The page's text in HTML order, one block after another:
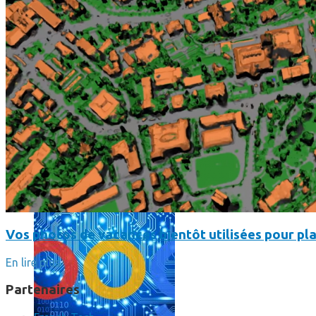
L’intelligence artificielle de Google a maintenant son propre
Vos photos de vacances bientôt utilisées pour
En lire plus
Partenaires